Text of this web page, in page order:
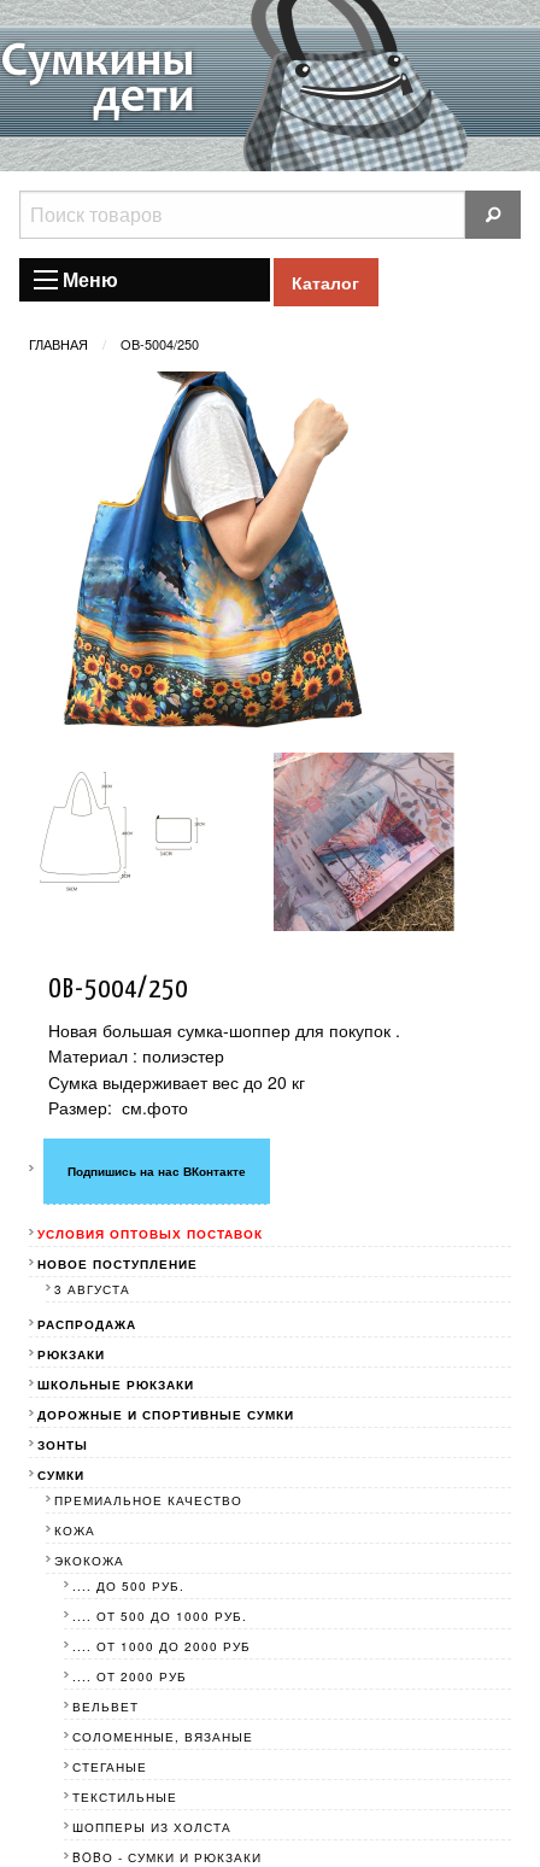
Меню Каталог
ГЛАВНАЯ OB-5004/250
OB-5004/250
Новая большая сумка-шоппер для покупок .
Материал : полиэстер
Сумка выдерживает вес до 20 кг
Размер: см.фото
Подпишись на нас ВКонтакте
УСЛОВИЯ ОПТОВЫХ ПОСТАВОК
НОВОЕ ПОСТУПЛЕНИЕ
3 АВГУСТА
РАСПРОДАЖА
РЮКЗАКИ
ШКОЛЬНЫЕ РЮКЗАКИ
ДОРОЖНЫЕ И СПОРТИВНЫЕ СУМКИ
ЗОНТЫ
СУМКИ
ПРЕМИАЛЬНОЕ КАЧЕСТВО
КОЖА
ЭКОКОЖА
.... ДО 500 РУБ.
.... ОТ 500 ДО 1000 РУБ.
.... ОТ 1000 ДО 2000 РУБ
.... ОТ 2000 РУБ
ВЕЛЬВЕТ
СОЛОМЕННЫЕ, ВЯЗАНЫЕ
СТЕГАНЫЕ
ТЕКСТИЛЬНЫЕ
ШОППЕРЫ ИЗ ХОЛСТА
BOBО - СУМКИ И РЮКЗАКИ